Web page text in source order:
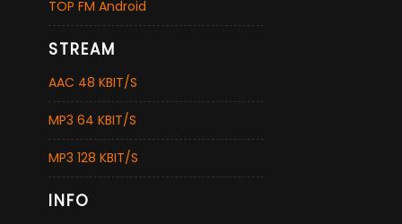
TOP FM Android
STREAM
AAC 48 KBIT/S
MP3 64 KBIT/S
MP3 128 KBIT/S
INFO